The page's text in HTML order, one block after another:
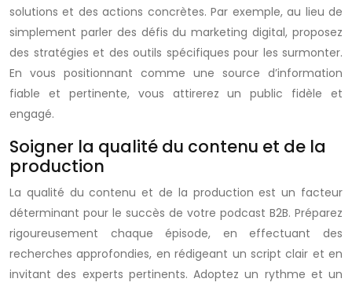
solutions et des actions concrètes. Par exemple, au lieu de
simplement parler des défis du marketing digital, proposez
des stratégies et des outils spécifiques pour les surmonter.
En vous positionnant comme une source d’information
fiable et pertinente, vous attirerez un public fidèle et
engagé.
Soigner la qualité du contenu et de la
production
La qualité du contenu et de la production est un facteur
déterminant pour le succès de votre podcast B2B. Préparez
rigoureusement chaque épisode, en effectuant des
recherches approfondies, en rédigeant un script clair et en
invitant des experts pertinents. Adoptez un rythme et un